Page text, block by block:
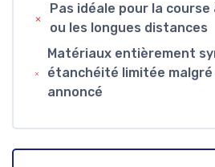
Pas idéale pour la
ou les longues distances
Matériaux entièrement
étanchéité limitée malgré
annoncé